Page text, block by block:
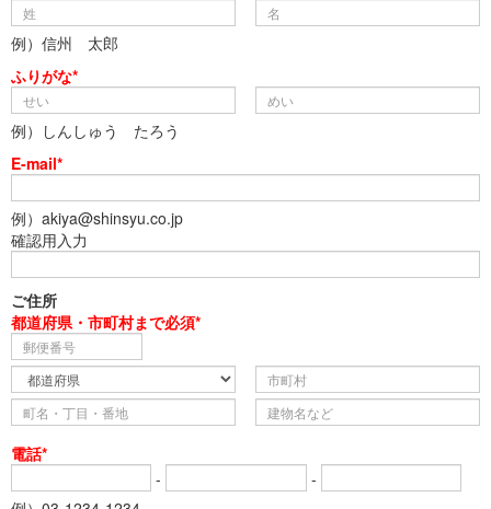
例）信州 太郎
ふりがな*
例）しんしゅう たろう
E-mail*
例）akiya@shinsyu.co.jp
確認用入力
ご住所
都道府県・市町村まで必須*
電話*
-
-